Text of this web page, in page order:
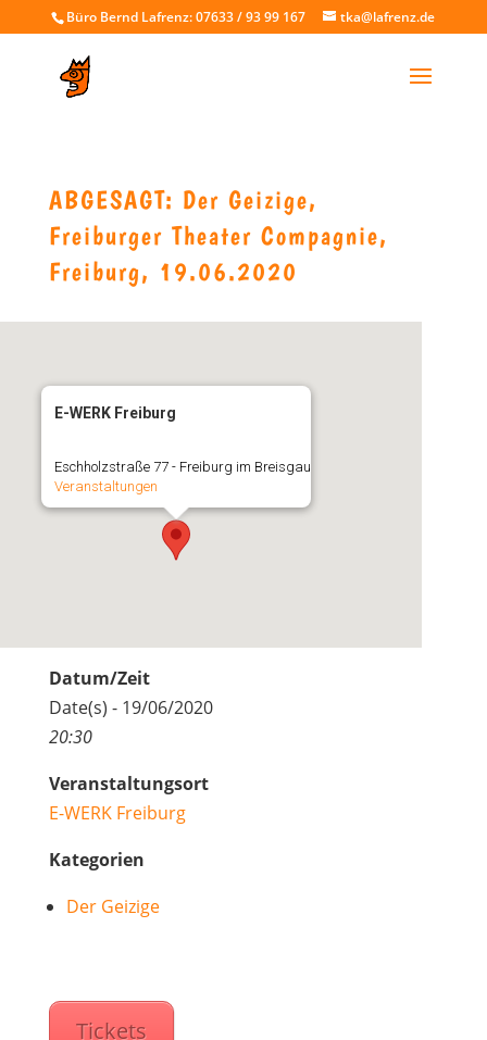
Büro Bernd Lafrenz: 07633 / 93 99 167 tka@lafrenz.de
ABGESAGT: Der Geizige,
Freiburger Theater Compagnie,
Freiburg, 19.06.2020
E-WERK Freiburg
Eschholzstraße 77 - Freiburg im Breisgau
Veranstaltungen
Datum/Zeit
Date(s) - 19/06/2020
20:30
Veranstaltungsort
E-WERK Freiburg
Kategorien
Der Geizige
Tickets